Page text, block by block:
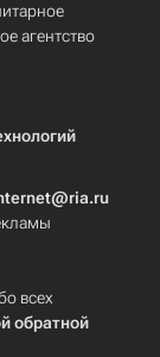
агентство
всех
обратной